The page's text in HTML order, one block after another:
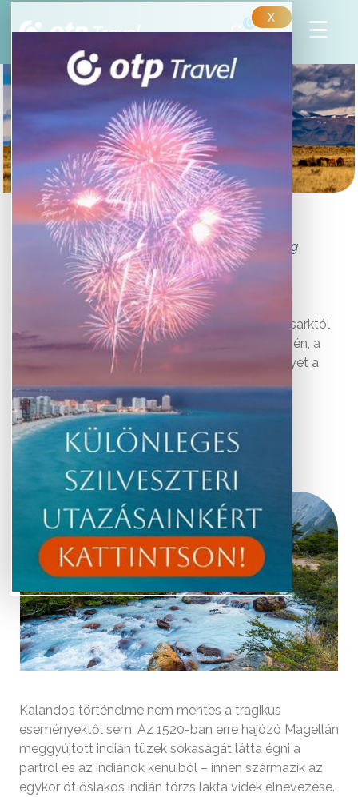
X
0
Tűzföld
Patagónia déli részén egy varázslatos szigetvilág
Szinte egy „kőhajításnyira” (35 foknyira) a Déli-sarktól
Chile és Argentína osztozik Patagónia déli részén, a
Tűzföld nevű varázslatos szigetvilágon, amelyet a
Magellán-szoros választ el a dél-amerikai
kontinenstől.
Utazási ajánlataink
Kalandos történelme nem mentes a tragikus
eseményektől sem. Az 1520-ban erre hajózó Magellán
meggyújtott indián tüzek sokaságát látta égni a
partról és az indiánok kenuiból – innen származik az
egykor öt őslakos indián törzs lakta vidék elnevezése.